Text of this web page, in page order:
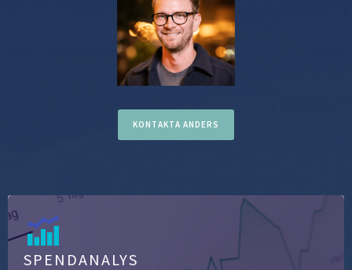
KONTAKTA ANDERS
SPENDANALYS